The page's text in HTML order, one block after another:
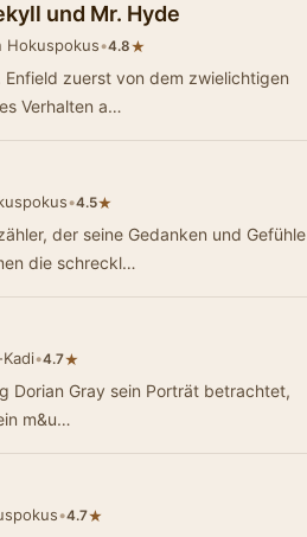
und Mr. Hyde
Hokuspokus•4.8★
Enfield zuerst von dem zwielichtigen
Verhalten a…
•4.5★
der seine Gedanken und Gefühle
die schreckl…
•4.7★
Dorian Gray sein Porträt betrachtet,
m&u…
•4.7★